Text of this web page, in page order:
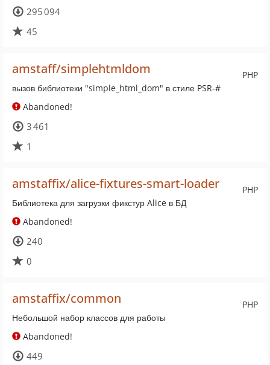
295 094
45
PHP
amstaff/simplehtmldom
вызов библиотеки "simple_html_dom" в стиле PSR-#
Abandoned!
3 461
1
PHP
amstaffix/alice-fixtures-smart-loader
Библиотека для загрузки фикстур Alice в БД
Abandoned!
240
0
PHP
amstaffix/common
Небольшой набор классов для работы
Abandoned!
449